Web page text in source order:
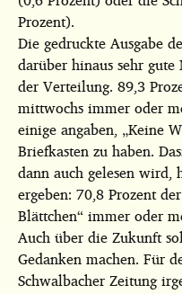
Prozent).
Die gedruckte Ausgabe
darüber hinaus sehr
der Verteilung. 89,3
mittwochs immer oder
einige angaben, „Keine
Briefkasten zu haben.
dann auch gelesen wird,
ergeben: 70,8 Prozent
Blättchen“ immer oder
Auch über die Zukunft
Gedanken machen. Für
Schwalbacher Zeitung